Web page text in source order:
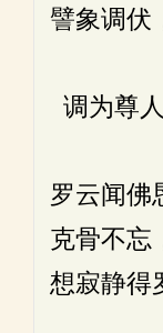
譬象调伏
调为尊
罗云闻佛
克骨不忘
想寂静得